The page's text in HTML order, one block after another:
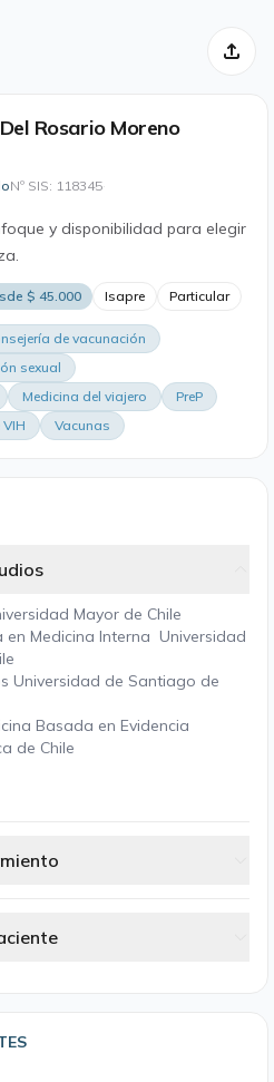
Rosario Moreno
Nº SIS: 118345·
y disponibilidad para elegir
$ 45.000 Isapre Particular
de vacunación
sexual
Medicina del viajero
PreP
Vacunas
Mayor de Chile
en Medicina Interna Universidad
Universidad de Santiago de
Basada en Evidencia
de Chile